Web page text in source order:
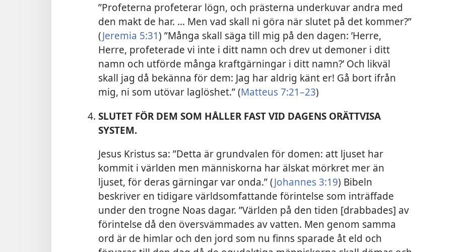
”Profeterna profeterar lögn, och prästerna underkuvar andra med
den makt de har. ... Men vad skall ni göra när slutet på det kommer?”
(Jeremia 5:31) ”Många skall säga till mig på den dagen: ’Herre,
Herre, profeterade vi inte i ditt namn och drev ut demoner i ditt
namn och utförde många kraftgärningar i ditt namn?’ Och likväl
skall jag då bekänna för dem: Jag har aldrig känt er! Gå bort ifrån
mig, ni som utövar laglöshet.” (Matteus 7:21–23)
SLUTET FÖR DEM SOM HÅLLER FAST VID DAGENS ORÄTTVISA
SYSTEM.
Jesus Kristus sa: ”Detta är grundvalen för domen: att ljuset har
kommit i världen men människorna har älskat mörkret mer än
ljuset, för deras gärningar var onda.” (Johannes 3:19) Bibeln
beskriver en tidigare världsomfattande förintelse som inträffade
under den trogne Noas dagar. ”Världen på den tiden [drabbades] av
förintelse då den översvämmades av vatten. Men genom samma
ord är de himlar och den jord som nu finns sparade åt eld och